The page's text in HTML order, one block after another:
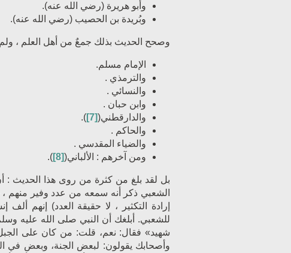
وأبو هريرة (رضي الله عنه)
.
وبُريدة بن الحصيب (رضي الله عنه) .
وصحح الحديث بذلك جمعٌ من أهل العلم ،
الإمام مسلم.
والترمذي .
والنسائي .
وابن حبان .
والدارقطني([7]
).
والحاكم .
والضياء المقدسي .
ومن آخرهم : الألباني([8]
).
بل لقد بلغ من كثرة من روى هذا الحديث :
الشعبي ذكر أنه سمعه من عدد وفير منهم
إرادة التكثير ، لا حقيقة العدد) إنهم
للشعبي. أبلغك أن النبي صلى الله عليه
شهيد» فقال: نعم، قلت: من كان على
وأصحابك يقولون: لبعض الجنة، وبعض في